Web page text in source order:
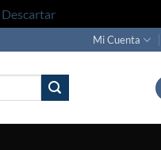
Descartar
Mi Cuenta